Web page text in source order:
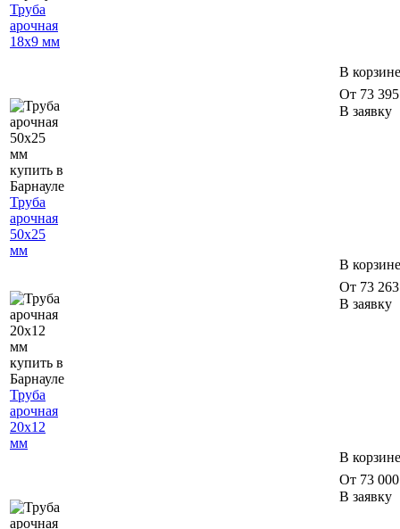
Труба
арочная
18х9 мм
В корзине
Труба
арочная
50х25
мм
От 73
В заявку
В корзине
Труба
арочная
20х12
мм
От 73
В заявку
В корзине
От 73
В заявку